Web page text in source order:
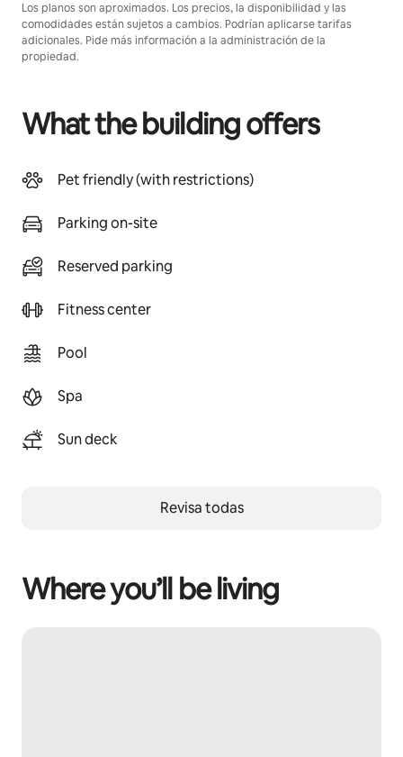
Los planos son aproximados. Los precios, la disponibilidad y las
comodidades están sujetos a cambios. Podrían aplicarse tarifas
adicionales. Pide más información a la administración de la
propiedad.
What the building offers
Pet friendly (with restrictions)
Parking on-site
Reserved parking
Fitness center
Pool
Spa
Sun deck
Revisa todas
Where you’ll be living